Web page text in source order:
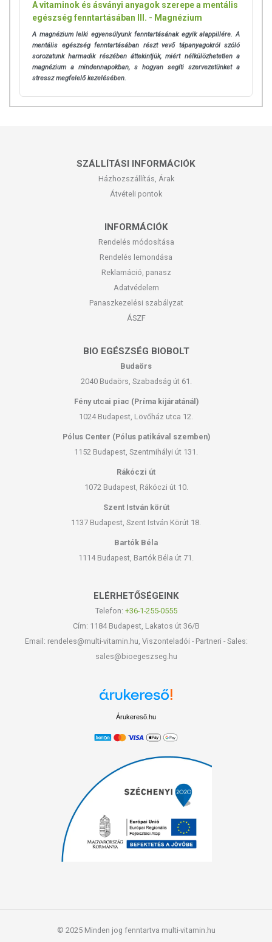
A vitaminok és ásványi anyagok szerepe a mentális
egészség fenntartásában III. - Magnézium
A magnézium lelki egyensúlyunk fenntartásának egyik alappillére. A
mentális egészség fenntartásában részt vevő tápanyagokról szóló
sorozatunk harmadik részében áttekintjük, miért nélkülözhetetlen a
magnézium a mindennapokban, s hogyan segíti szervezetünket a
stressz megfelelő kezelésében.
SZÁLLÍTÁSI INFORMÁCIÓK
Házhozszállítás, Árak
Átvételi pontok
INFORMÁCIÓK
Rendelés módosítása
Rendelés lemondása
Reklamáció, panasz
Adatvédelem
Panaszkezelési szabályzat
ÁSZF
BIO EGÉSZSÉG BIOBOLT
Budaörs
2040 Budaörs, Szabadság út 61.
Fény utcai piac (Príma kijáratánál)
1024 Budapest, Lövőház utca 12.
Pólus Center (Pólus patikával szemben)
1152 Budapest, Szentmihályi út 131.
Rákóczi út
1072 Budapest, Rákóczi út 10.
Szent István körút
1137 Budapest, Szent István Körút 18.
Bartók Béla
1114 Budapest, Bartók Béla út 71.
ELÉRHETŐSÉGEINK
Telefon: +36-1-255-0555
Cím: 1184 Budapest, Lakatos út 36/B
Email: rendeles@multi-vitamin.hu, Viszonteladói - Partneri - Sales:
sales@bioegeszseg.hu
Árukereső.hu
© 2025 Minden jog fenntartva multi-vitamin.hu